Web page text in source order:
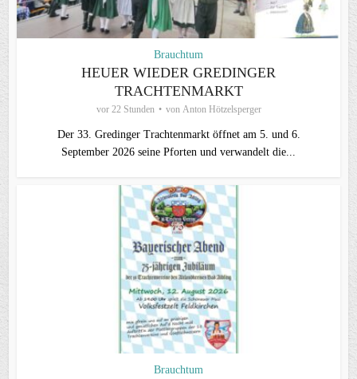
Brauchtum
HEUER WIEDER GREDINGER
TRACHTENMARKT
vor 22 Stunden von Anton Hötzelsperger
Der 33. Gredinger Trachtenmarkt öffnet am 5. und 6.
September 2026 seine Pforten und verwandelt die...
Brauchtum